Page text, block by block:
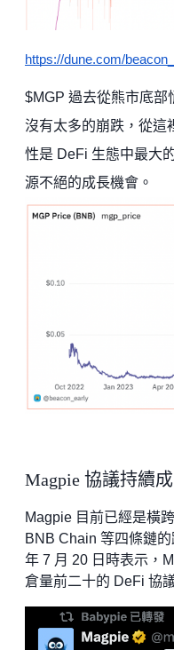
https://dune.com/
$MGP 過去從熊市底部
沒有太多的崩跌，從這
性是 DeFi 生態中最大
源不絕的成長機會。
Magpie 協議持續
Magpie 目前已經是橫
BNB Chain 等四條鏈
年 7 月 20 日時表示，
倉量前二十的 DeFi 協